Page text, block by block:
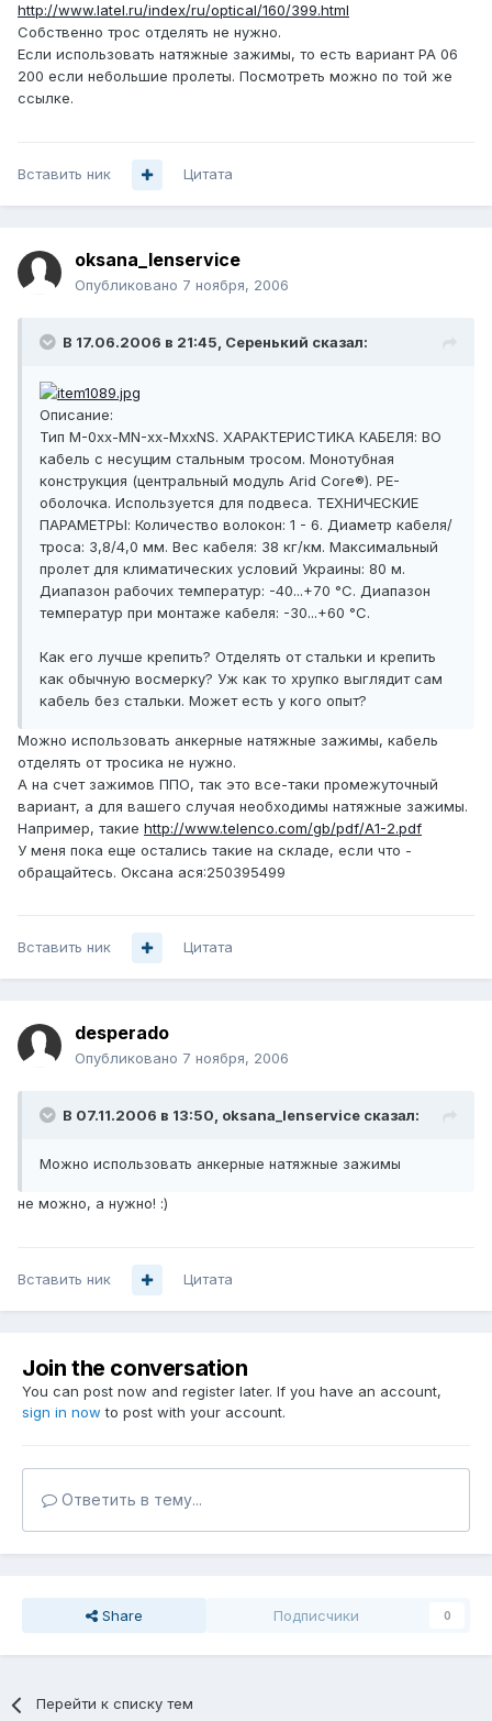
http://www.latel.ru/index/ru/optical/160/399.html
Собственно трос отделять не нужно.
Если использовать натяжные зажимы, то есть вариант РА 06
200 если небольшие пролеты. Посмотреть можно по той же
ссылке.
Вставить ник Цитата
oksana_lenservice
Опубликовано 7 ноября, 2006
В 17.06.2006 в 21:45, Серенький сказал:
Описание:
Тип M-0хх-МN-хх-МххNS. ХАРАКТЕРИСТИКА КАБЕЛЯ: ВО
кабель с несущим стальным тросом. Монотубная
конструкция (центральный модуль Arid Core®). PE-
оболочка. Используется для подвеса. ТЕХНИЧЕСКИЕ
ПАРАМЕТРЫ: Количество волокон: 1 - 6. Диаметр кабеля/
троса: 3,8/4,0 мм. Вес кабеля: 38 кг/км. Максимальный
пролет для климатических условий Украины: 80 м.
Диапазон рабочих температур: -40...+70 °C. Диапазон
температур при монтаже кабеля: -30...+60 °C.
Как его лучше крепить? Отделять от стальки и крепить
как обычную восмерку? Уж как то хрупко выглядит сам
кабель без стальки. Может есть у кого опыт?
Можно использовать анкерные натяжные зажимы, кабель
отделять от тросика не нужно.
А на счет зажимов ППО, так это все-таки промежуточный
вариант, а для вашего случая необходимы натяжные зажимы.
Например, такие http://www.telenco.com/gb/pdf/A1-2.pdf
У меня пока еще остались такие на складе, если что -
обращайтесь. Оксана ася:250395499
Вставить ник Цитата
desperado
Опубликовано 7 ноября, 2006
В 07.11.2006 в 13:50, oksana_lenservice сказал:
Можно использовать анкерные натяжные зажимы
не можно, а нужно! :)
Вставить ник Цитата
Join the conversation
You can post now and register later. If you have an account,
sign in now to post with your account.
Ответить в тему...
Share Подписчики 0
Перейти к списку тем